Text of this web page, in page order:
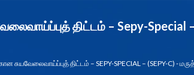
திட்டம் – Sepy-Special
சுயவேலைவாய்ப்புத் திட்டம் – SEPY-SPECIAL – (SEPY-C) -